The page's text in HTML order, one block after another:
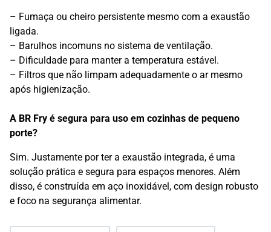
– Fumaça ou cheiro persistente mesmo com a exaustão
ligada.
– Barulhos incomuns no sistema de ventilação.
– Dificuldade para manter a temperatura estável.
– Filtros que não limpam adequadamente o ar mesmo
após higienização.
A BR Fry é segura para uso em cozinhas de pequeno
porte?
Sim. Justamente por ter a exaustão integrada, é uma
solução prática e segura para espaços menores. Além
disso, é construída em aço inoxidável, com design robusto
e foco na segurança alimentar.